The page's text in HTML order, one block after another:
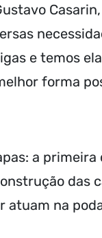
e temos
forma
a
das
atuam na